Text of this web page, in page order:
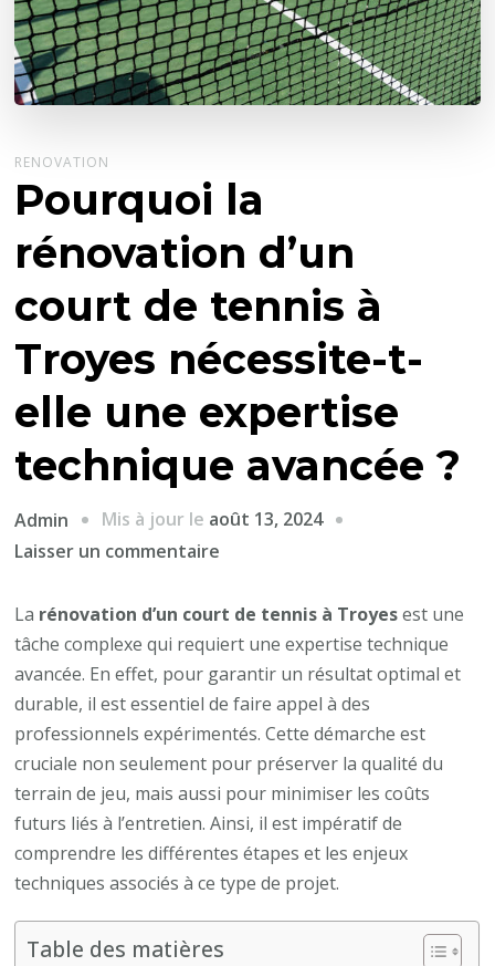
RENOVATION
Pourquoi la
rénovation d’un
court de tennis à
Troyes nécessite-t-
elle une expertise
technique avancée ?
Admin Mis à jour le août 13, 2024
Laisser un commentaire
la
rénovation
d’un
court
de
tennis
à
Troyes
nécessite-
t-
La rénovation d’un court de tennis à Troyesest une
tâche complexe qui requiert une expertise technique
avancée. En effet, pour garantir un résultat optimal et
durable, il est essentiel de faire appel à des
professionnels expérimentés. Cette démarche est
cruciale non seulement pour préserver la qualité du
terrain de jeu, mais aussi pour minimiser les coûts
futurs liés à l’entretien. Ainsi, il est impératif de
comprendre les différentes étapes et les enjeux
techniques associés à ce type de projet.
Table des matières